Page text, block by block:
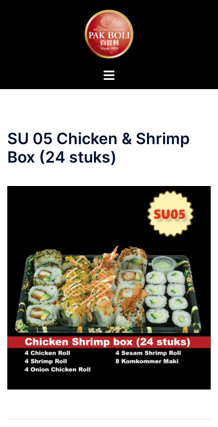
Toggle
SU 05 Chicken & Shrimp
Box (24 stuks)